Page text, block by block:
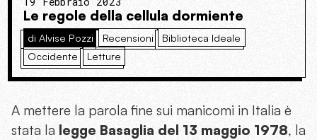
Le regole della cellula dormiente
di Alvise Pozzi Recensioni
Biblioteca Ideale
Occidente
Letture
A mettere la parola fine sui manicomi in Italia è
stata la legge Basaglia del 13 maggio 1978, la